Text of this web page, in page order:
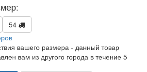
54
вашего размера - данный товар
вам из другого города в течение 5